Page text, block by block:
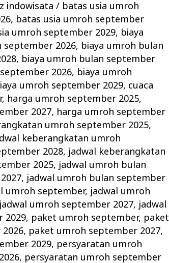
indowisata/ batas usia umroh
, batas usia umroh september
umroh september 2029, biaya
september 2026, biaya umroh bulan
, biaya umroh bulan september
2026, biaya umroh
umroh september 2029, cuaca
, harga umroh september 2025,
2027, harga umroh september
umroh september 2025,
keberangkatan umroh
2028, jadwal keberangkatan
2025, jadwal umroh bulan
, jadwal umroh bulan september
umroh september, jadwal umroh
jadwal umroh september 2027, jadwal
2029, paket umroh september, paket
, paket umroh september 2027,
2029, persyaratan umroh
, persyaratan umroh september